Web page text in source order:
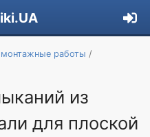
работы
из
для плоской